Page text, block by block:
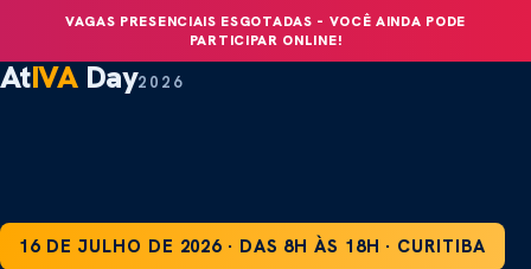
VAGAS PRESENCIAIS ESGOTADAS – VOCÊ AINDA PODE
PARTICIPAR ONLINE!
AtIVADay2026
16 DE JULHO DE 2026 · DAS 8H ÀS 18H · CURITIBA